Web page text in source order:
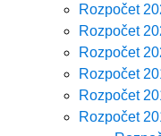
Rozpočet
Rozpočet
Rozpočet
Rozpočet
Rozpočet
Rozpočet